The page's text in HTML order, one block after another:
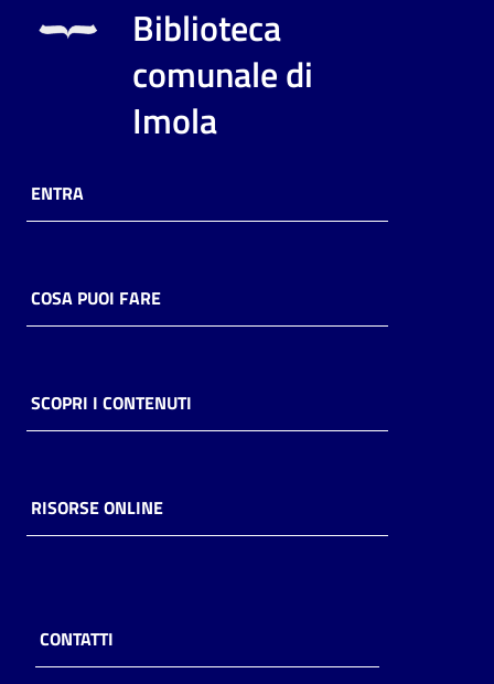
Biblioteca
comunale di
Imola
ENTRA
COSA PUOI FARE
SCOPRI I CONTENUTI
RISORSE ONLINE
CONTATTI